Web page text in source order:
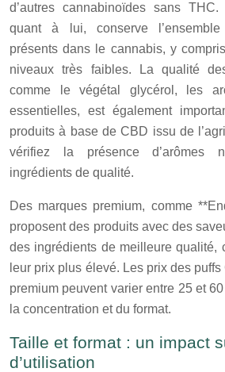
d’autres cannabinoïdes sans
quant à lui, conserve
présents dans le cannabis, y
niveaux très faibles. La qualité
comme le végétal glycérol, les
essentielles, est également
produits à base de CBD issu de
vérifiez la présence d’arômes
ingrédients de qualité.
Des marques premium, comme
proposent des produits avec des
des ingrédients de meilleure qualité,
leur prix plus élevé. Les prix des
premium peuvent varier entre 25 et
la concentration et du format.
Taille et format : un impact
d’utilisation